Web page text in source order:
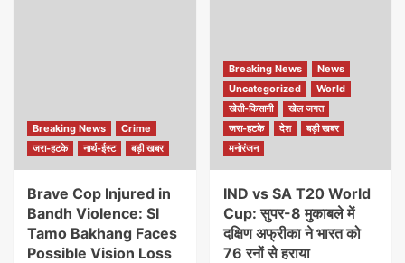
Breaking News
Crime
जरा-हटके
नार्थ-ईस्ट बड़ी खबर
Brave Cop Injured in
Bandh Violence: SI
Tamo Bakhang Faces
Possible Vision Loss
Breaking News
News
Uncategorized
World
खेती-किसानी
खेल जगत
जरा-हटके
देश
बड़ी खबर
मनोरंजन
IND vs SA T20 World
Cup: सुपर-8 मुकाबले में
दक्षिण अफ्रीका ने भारत को
76 रनों से हराया